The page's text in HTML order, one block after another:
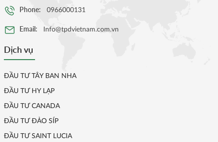
Phone: 0966000131
Email: Info@tpdvietnam.com.vn
Dịch vụ
ĐẦU TƯ TÂY BAN NHA
ĐẦU TƯ HY LẠP
ĐẦU TƯ CANADA
ĐẦU TƯ ĐẢO SÍP
ĐẦU TƯ SAINT LUCIA